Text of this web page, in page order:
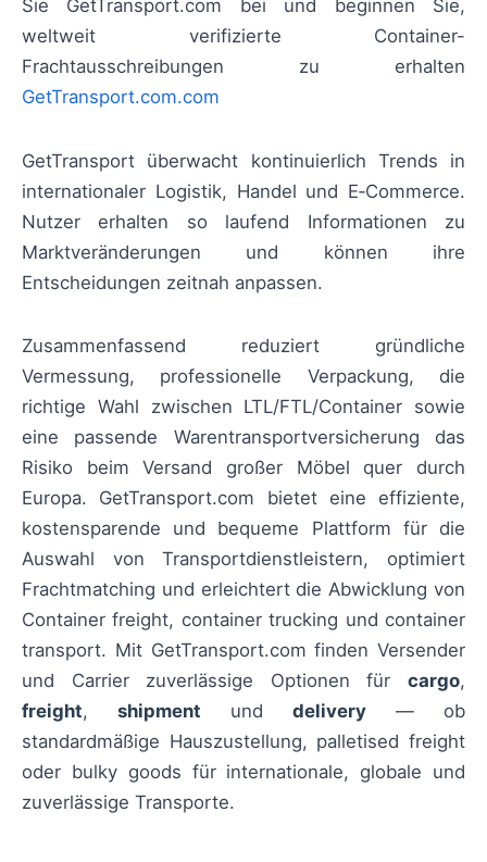
Sie GetTransport.com bei und beginnen Sie,
weltweit verifizierte Container-
Frachtausschreibungen zu erhalten
GetTransport.com.com
GetTransport überwacht kontinuierlich Trends in
internationaler Logistik, Handel und E‑Commerce.
Nutzer erhalten so laufend Informationen zu
Marktveränderungen und können ihre
Entscheidungen zeitnah anpassen.
Zusammenfassend reduziert gründliche
Vermessung, professionelle Verpackung, die
richtige Wahl zwischen LTL/FTL/Container sowie
eine passende Warentransportversicherung das
Risiko beim Versand großer Möbel quer durch
Europa. GetTransport.com bietet eine effiziente,
kostensparende und bequeme Plattform für die
Auswahl von Transportdienstleistern, optimiert
Frachtmatching und erleichtert die Abwicklung von
Container freight, container trucking und container
transport. Mit GetTransport.com finden Versender
und Carrier zuverlässige Optionen für cargo,
freight, shipment und delivery — ob
standardmäßige Hauszustellung, palletised freight
oder bulky goods für internationale, globale und
zuverlässige Transporte.